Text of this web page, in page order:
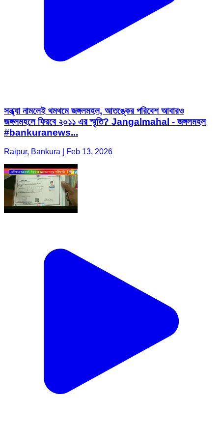
সন্ধ্যা নামলেই থমথমে জঙ্গলমহল, আতঙ্কের পরিবেশ আবারও
জঙ্গলমহলে ফিরবে ২০১১ এর স্মৃতি? Jangalmahal - জঙ্গলমহল
#bankuranews...
Raipur, Bankura | Feb 13, 2026